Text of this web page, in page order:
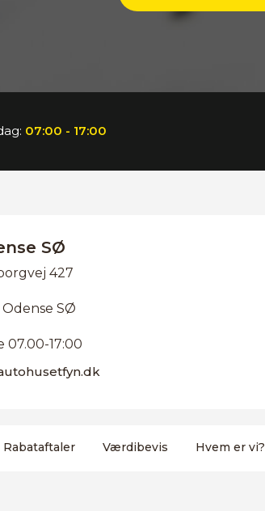
07:00 - 17:00
SØ
427
SØ
07.00-17:00
Rabataftaler Værdibevis Hvem er vi?